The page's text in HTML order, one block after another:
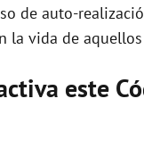
de auto-
la vida de
este